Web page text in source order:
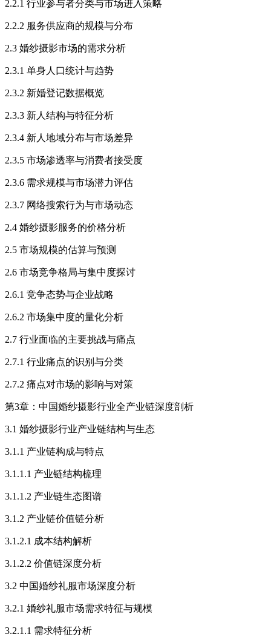
2.2.1 行业参与者分类与市场进入策略
2.2.2 服务供应商的规模与分布
2.3 婚纱摄影市场的需求分析
2.3.1 单身人口统计与趋势
2.3.2 新婚登记数据概览
2.3.3 新人结构与特征分析
2.3.4 新人地域分布与市场差异
2.3.5 市场渗透率与消费者接受度
2.3.6 需求规模与市场潜力评估
2.3.7 网络搜索行为与市场动态
2.4 婚纱摄影服务的价格分析
2.5 市场规模的估算与预测
2.6 市场竞争格局与集中度探讨
2.6.1 竞争态势与企业战略
2.6.2 市场集中度的量化分析
2.7 行业面临的主要挑战与痛点
2.7.1 行业痛点的识别与分类
2.7.2 痛点对市场的影响与对策
第3章：中国婚纱摄影行业全产业链深度剖析
3.1 婚纱摄影行业产业链结构与生态
3.1.1 产业链构成与特点
3.1.1.1 产业链结构梳理
3.1.1.2 产业链生态图谱
3.1.2 产业链价值链分析
3.1.2.1 成本结构解析
3.1.2.2 价值链深度分析
3.2 中国婚纱礼服市场深度分析
3.2.1 婚纱礼服市场需求特征与规模
3.2.1.1 需求特征分析